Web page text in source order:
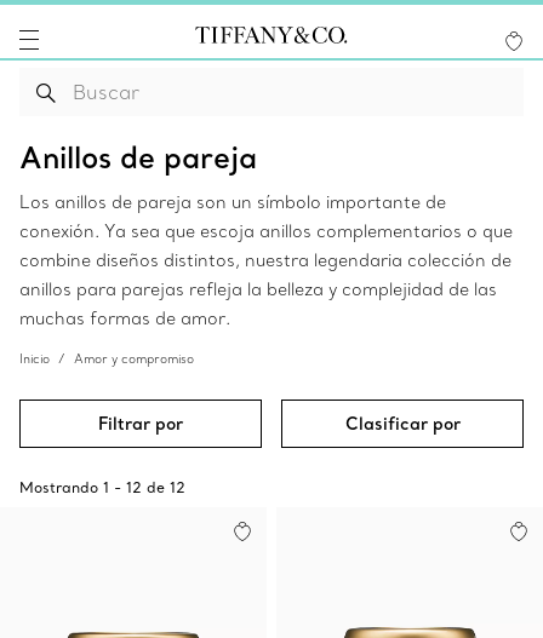
Anillos de pareja
Los anillos de pareja son un símbolo importante de
conexión. Ya sea que escoja anillos complementarios o que
combine diseños distintos, nuestra legendaria colección de
anillos para parejas refleja la belleza y complejidad de las
muchas formas de amor.
Inicio Amor y compromiso
Filtrar por Clasificar por
Mostrando 1 - 12 de 12